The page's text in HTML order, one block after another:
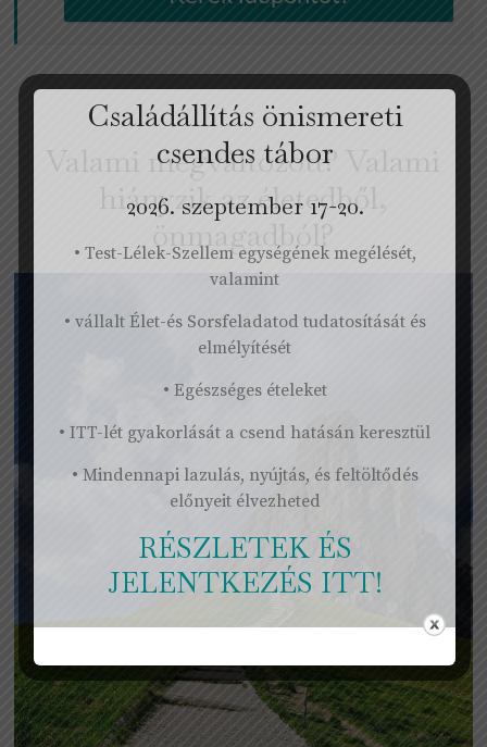
Valami megváltozott? Valami
hiányzik az életedből,
önmagadból?
Családállítás önismereti
csendes tábor
2026. szeptember 17-20.
• Test-Lélek-Szellem egységének megélését,
valamint
• vállalt Élet-és Sorsfeladatod tudatosítását és
elmélyítését
• Egészséges ételeket
• ITT-lét gyakorlását a csend hatásán keresztül
• Mindennapi lazulás, nyújtás, és feltöltődés
előnyeit élvezheted
RÉSZLETEK ÉS
JELENTKEZÉS ITT!